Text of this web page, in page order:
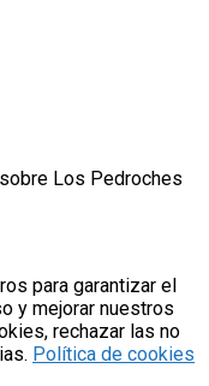
Los Pedroches
para garantizar el
y mejorar nuestros
rechazar las no
Política de cookies